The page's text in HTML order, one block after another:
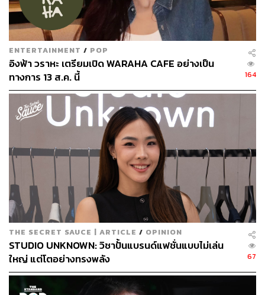
ENTERTAINMENT / POP
อิงฟ้า วราหะ เตรียมเปิด WARAHA CAFE อย่างเป็น
ทางการ 13 ส.ค. นี้
164
THE SECRET SAUCE | ARTICLE / OPINION
STUDIO UNKNOWN: วิชาปั้นแบรนด์แฟชั่นแบบไม่เล่น
ใหญ่ แต่โตอย่างทรงพลัง
67